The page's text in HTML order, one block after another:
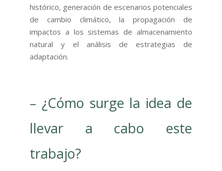
histórico, generación de escenarios potenciales
de cambio climático, la propagación de
impactos a los sistemas de almacenamiento
natural y el análisis de estrategias de
adaptación.
– ¿Cómo surge la idea de
llevar a cabo este
trabajo?